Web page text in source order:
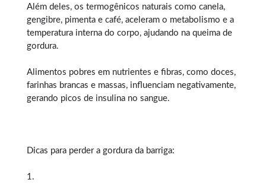
Além deles, os termogênicos naturais como canela,
gengibre, pimenta e café, aceleram o metabolismo e a
temperatura interna do corpo, ajudando na queima de
gordura.
Alimentos pobres em nutrientes e fibras, como doces,
farinhas brancas e massas, influenciam negativamente,
gerando picos de insulina no sangue.
Dicas para perder a gordura da barriga:
1.